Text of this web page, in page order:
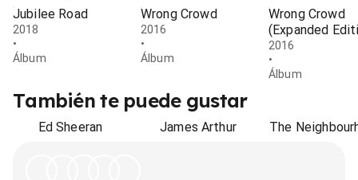
Jubilee Road
2018
•
Álbum
Wrong Crowd
2016
•
Álbum
Wrong Crowd
(Expanded
2016
•
Álbum
También te puede gustar
Ed Sheeran James Arthur The